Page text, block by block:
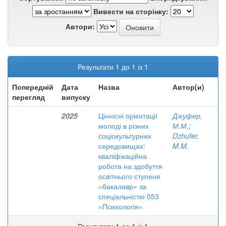
Вивести на сторінку:
Автори:
Результати 1 до 1 із 1
Попередній
перегляд
Дата
випуску
Назва Автор(и)
2025
Ціннісні орієнтації
молоді в різних
соціокультурних
середовищах:
кваліфікаційна
робота на здобуття
освітнього ступеня
«бакалавр» за
спеціальністю 053
«Психологія»
Джуфер,
М.М.;
Dzhufer,
M.M.